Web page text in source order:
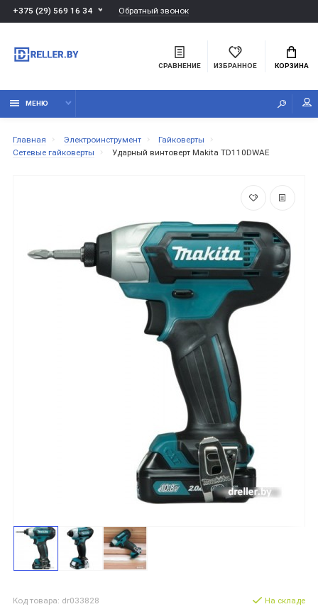
+375 (29) 569 16 34 Обратный звонок
СРАВНЕНИЕ ИЗБРАННОЕ КОРЗИНА
МЕНЮ
Главная Электроинструмент
Гайковерты
Сетевые гайковерты
Ударный винтоверт Makita TD110DWAE
Код товара: dr033828 На складе